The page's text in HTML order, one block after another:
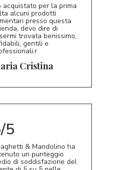
5/5
acquistato per la prima
alcuni prodotti
presso questa
devo dire di
trovata benissimo,
gentili e
Cristina
5
& Mandolino ha
un punteggio
di soddisfazione del